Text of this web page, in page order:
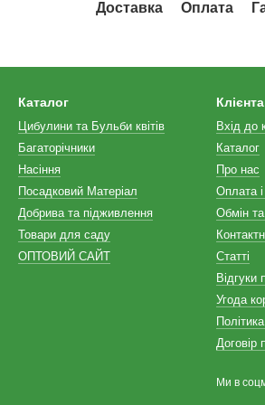
Доставка Оплата
Каталог
Цибулини та Бульби квітів
Багаторічники
Насіння
Посадковий Матеріал
Добрива та підживлення
Товари для саду
ОПТОВИЙ САЙТ
Вхід до
Каталог
Про нас
Оплата
Обмін
Статті
Відгуки
Угода
Договір
Ми в